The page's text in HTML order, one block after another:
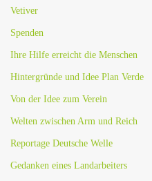
Vetiver
Spenden
Ihre Hilfe erreicht die Menschen
Hintergründe und Idee Plan Verde
Von der Idee zum Verein
Welten zwischen Arm und Reich
Reportage Deutsche Welle
Gedanken eines Landarbeiters